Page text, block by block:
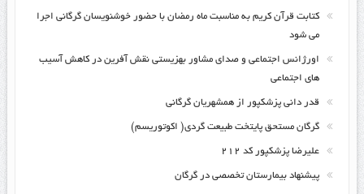
کتابت قرآن کریم به مناسبت ماه رمضان با حضور خوشنویسان گرگانی اجرا
می شود
اورژانس اجتماعی و صدای مشاور بهزیستی نقش آفرین در کاهش آسیب
های اجتماعی
قدر دانی پزشکپور از همشهریان گرگانی
گرگان مستحق پایتخت طبیعت گردی( اکوتوریسم)
علیرضا پزشکپور کد ۲۱۲
پیشنهاد بیمارستان تخصصی در گرگان